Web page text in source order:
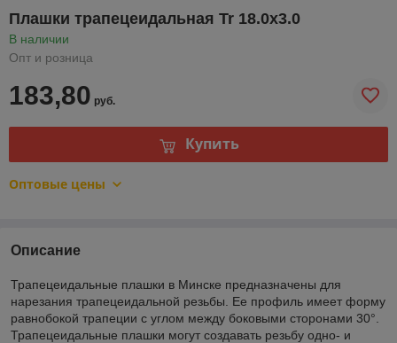
Плашки трапецеидальная Tr 18.0х3.0
В наличии
Опт и розница
183,80 руб.
Купить
Оптовые цены
Описание
Трапецеидальные плашки в Минске предназначены для
нарезания трапецеидальной резьбы. Ее профиль имеет форму
равнобокой трапеции с углом между боковыми сторонами 30°.
Трапецеидальные плашки могут создавать резьбу одно- и